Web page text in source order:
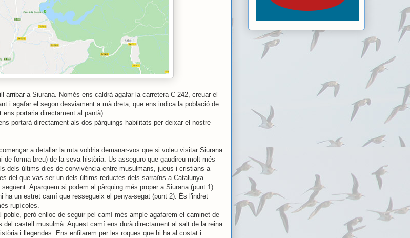
arribar a Siurana. Només ens caldrà agafar la carretera C-242, creuar el
i agafar el segon desviament a mà dreta, que ens indica la població de
portaria directament al pantà)
portarà directament als dos pàrquings habilitats per deixar el nostre
a detallar la ruta voldria demanar-vos que si voleu visitar Siurana
de forma breu) de la seva història. Us asseguro que gaudireu molt més
dels últims dies de convivència entre musulmans, jueus i cristians a
del que vas ser un dels últims reductes dels sarraïns a Catalunya.
Aparquem si podem al pàrquing més proper a Siurana (punt 1).
ha un estret camí que ressegueix el penya-segat (punt 2). És l'indret
rupícoles.
poble, però enlloc de seguir pel camí més ample agafarem el caminet de
del castell musulmà. Aquest camí ens durà directament al salt de la reina
i llegendes. Ens enfilarem per les roques que hi ha al costat i